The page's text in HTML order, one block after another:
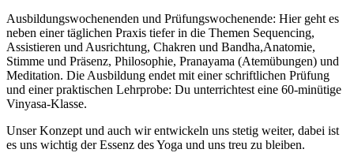
Ausbildungswochenenden und Prüfungswochenende: Hier geht es
neben einer täglichen Praxis tiefer in die Themen Sequencing,
Assistieren und Ausrichtung, Chakren und Bandha,Anatomie,
Stimme und Präsenz, Philosophie, Pranayama (Atemübungen) und
Meditation. Die Ausbildung endet mit einer schriftlichen Prüfung
und einer praktischen Lehrprobe: Du unterrichtest eine 60-minütige
Vinyasa-Klasse.
Unser Konzept und auch wir entwickeln uns stetig weiter, dabei ist
es uns wichtig der Essenz des Yoga und uns treu zu bleiben.